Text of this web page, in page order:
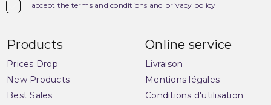
I accept the terms and conditions and privacy policy
Products
Prices Drop
New Products
Best Sales
Online service
Livraison
Mentions légales
Conditions d'utilisation